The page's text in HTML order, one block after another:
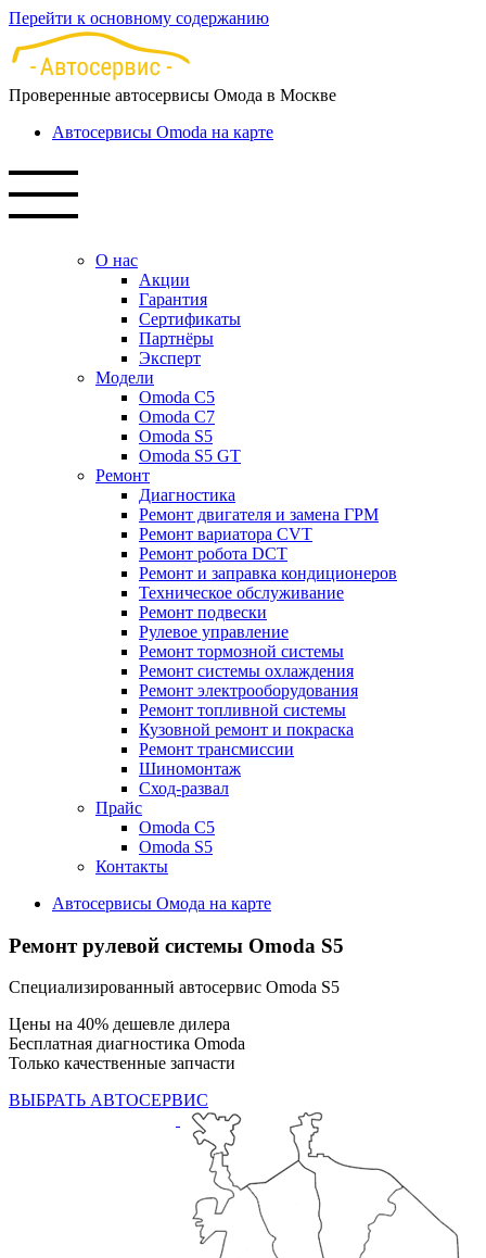
Перейти к основному содержанию
Проверенные автосервисы Омода в Москве
Автосервисы Omoda на карте
О нас
Акции
Гарантия
Сертификаты
Партнёры
Эксперт
Модели
Omoda C5
Omoda C7
Omoda S5
Omoda S5 GT
Ремонт
Диагностика
Ремонт двигателя и замена ГРМ
Ремонт вариатора CVT
Ремонт робота DCT
Ремонт и заправка кондиционеров
Техническое обслуживание
Ремонт подвески
Рулевое управление
Ремонт тормозной системы
Ремонт системы охлаждения
Ремонт электрооборудования
Ремонт топливной системы
Кузовной ремонт и покраска
Ремонт трансмиссии
Шиномонтаж
Сход-развал
Прайс
Omoda C5
Omoda S5
Контакты
Автосервисы Омода на карте
Ремонт рулевой системы Omoda S5
Специализированный автосервис Omoda S5
Цены на 40% дешевле дилера
Бесплатная диагностика Omoda
Только качественные запчасти
ВЫБРАТЬ АВТОСЕРВИС